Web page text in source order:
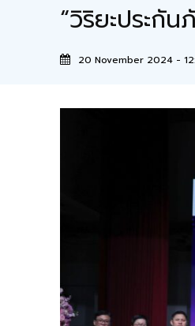
“วิริยะประกั
20 November 2024 -